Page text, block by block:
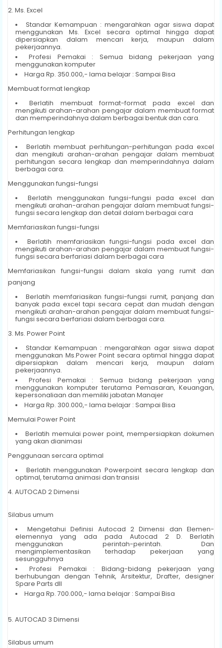
2. Ms. Excel
Standar Kemampuan : mengarahkan agar siswa dapat
menggunakan Ms. Excel secara optimal hingga dapat
dipersiapkan dalam mencari kerja, maupun dalam
pekerjaannya.
Profesi Pemakai : Semua bidang pekerjaan yang
menggunakan komputer
Harga Rp. 350.000,- lama belajar : Sampai Bisa
Membuat format lengkap
Berlatih membuat format-format pada excel dan
mengikuti arahan-arahan pengajar dalam membuat format
dan memperindahnya dalam berbagai bentuk dan cara.
Perhitungan lengkap
Berlatih membuat perhitungan-perhitungan pada excel
dan mengikuti arahan-arahan pengajar dalam membuat
perhitungan secara lengkap dan memperindahnya dalam
berbagai cara.
Menggunakan fungsi-fungsi
Berlatih menggunakan fungsi-fungsi pada excel dan
mengikuti arahan-arahan pengajar dalam membuat fungsi-
fungsi secara lengkap dan detail dalam berbagai cara
Memfariasikan fungsi-fungsi
Berlatih memfariasikan fungsi-fungsi pada excel dan
mengikuti arahan-arahan pengajar dalam membuat fungsi-
fungsi secara berfariasi dalam berbagai cara
Memfariasikan fungsi-fungsi dalam skala yang rumit dan
panjang
Berlatih memfariasikan fungsi-fungsi rumit, panjang dan
banyak pada excel tapi secara cepat dan mudah dengan
mengikuti arahan-arahan pengajar dalam membuat fungsi-
fungsi secara berfariasi dalam berbagai cara.
3. Ms. Power Point
Standar Kemampuan : mengarahkan agar siswa dapat
menggunakan Ms.Power Point secara optimal hingga dapat
dipersiapkan dalam mencari kerja, maupun dalam
pekerjaannya.
Profesi Pemakai : Semua bidang pekerjaan yang
menggunakan komputer terutama Pemasaran, Keuangan,
kepersonaliaan dan memiliki jabatan Manajer
Harga Rp. 300.000,- lama belajar : Sampai Bisa
Memulai Power Point
Berlatih memulai power point, mempersiapkan dokumen
yang akan dianimasi
Penggunaan sercara optimal
Berlatih menggunakan Powerpoint secara lengkap dan
optimal, terutama animasi dan transisi
4. AUTOCAD 2 Dimensi
Silabus umum
Mengetahui Definisi Autocad 2 Dimensi dan Elemen-
elemennya yang ada pada Autocad 2 D. Berlatih
menggunakan perintah-perintah. Dan
mengimplementasikan terhadap pekerjaan yang
sesungguhnya
Profesi Pemakai : Bidang-bidang pekerjaan yang
berhubungan dengan Tehnik, Arsitektur, Drafter, designer
Spare Parts dll
Harga Rp. 700.000,- lama belajar : Sampai Bisa
5. AUTOCAD 3 Dimensi
Silabus umum